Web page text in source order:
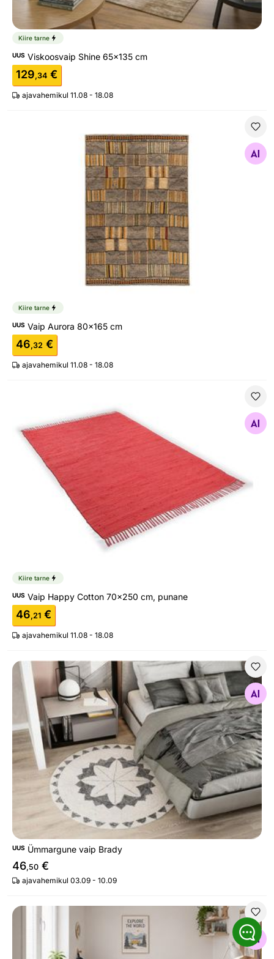
Kiire tarne
UUS Viskoosvaip Shine 65x135 cm
129,34 €
ajavahemikul 11.08 - 18.08
Vaip Aurora 80x165 cm
Kiire tarne
UUS Vaip Aurora 80x165 cm
46,32 €
ajavahemikul 11.08 - 18.08
Vaip Happy Cotton 70x250 cm, punane
Kiire tarne
UUS Vaip Happy Cotton 70x250 cm, punane
46,21 €
ajavahemikul 11.08 - 18.08
Ümmargune vaip Brady
Otsi sarnaseid
UUS Ümmargune vaip Brady
46,50 €
ajavahemikul 03.09 - 10.09
Ümmargune vaip Brady Ø 90 cm
Otsi sarnaseid